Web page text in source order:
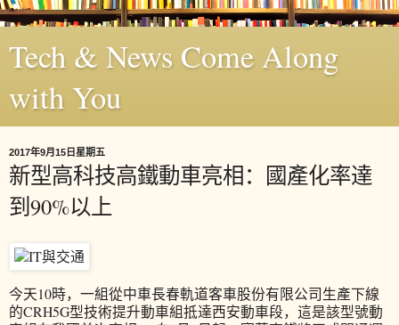
Tech & News Come Along
with You
2017年9月15日星期五
新型高科技高鐵動車亮相：國產化率達
到90%以上
今天10時，一組從中車長春軌道客車股份有限公司生產下線
的CRH5G型技術提升動車組抵達西安動車段，這是該型號動